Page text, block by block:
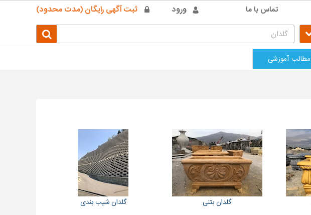
ورود ثبت آگهی رایگان (مدت محدود) تماس با ما
مطالب آموزشی
گلدان بتنی گلدان شیب بندی